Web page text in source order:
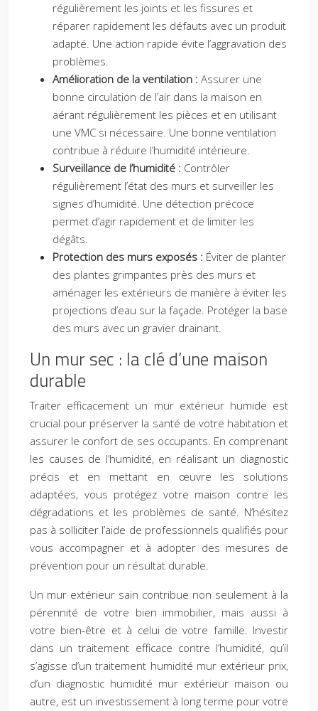
régulièrement les joints et les fissures et
réparer rapidement les défauts avec un produit
adapté. Une action rapide évite l’aggravation des
problèmes.
Amélioration de la ventilation : Assurer une
bonne circulation de l’air dans la maison en
aérant régulièrement les pièces et en utilisant
une VMC si nécessaire. Une bonne ventilation
contribue à réduire l’humidité intérieure.
Surveillance de l’humidité : Contrôler
régulièrement l’état des murs et surveiller les
signes d’humidité. Une détection précoce
permet d’agir rapidement et de limiter les
dégâts.
Protection des murs exposés : Éviter de planter
des plantes grimpantes près des murs et
aménager les extérieurs de manière à éviter les
projections d’eau sur la façade. Protéger la base
des murs avec un gravier drainant.
Un mur sec : la clé d’une maison
durable
Traiter efficacement un mur extérieur humide est
crucial pour préserver la santé de votre habitation et
assurer le confort de ses occupants. En comprenant
les causes de l’humidité, en réalisant un diagnostic
précis et en mettant en œuvre les solutions
adaptées, vous protégez votre maison contre les
dégradations et les problèmes de santé. N’hésitez
pas à solliciter l’aide de professionnels qualifiés pour
vous accompagner et à adopter des mesures de
prévention pour un résultat durable.
Un mur extérieur sain contribue non seulement à la
pérennité de votre bien immobilier, mais aussi à
votre bien-être et à celui de votre famille. Investir
dans un traitement efficace contre l’humidité, qu’il
s’agisse d’un traitement humidité mur extérieur prix,
d’un diagnostic humidité mur extérieur maison ou
autre, est un investissement à long terme pour votre